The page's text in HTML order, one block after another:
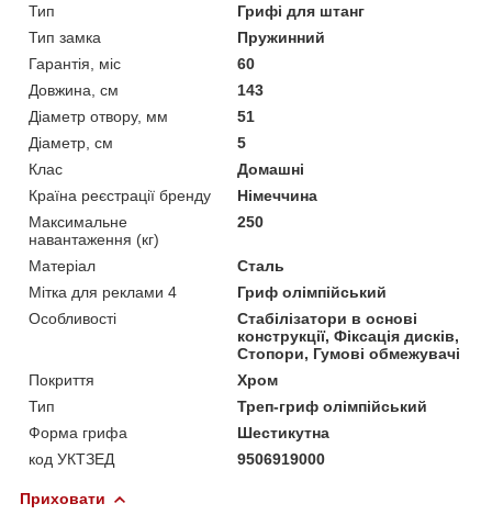
Тип
Грифі для штанг
Тип замка
Пружинний
Гарантія, міс
60
Довжина, см
143
Діаметр отвору, мм
51
Діаметр, см
5
Клас
Домашні
Країна реєстрації бренду
Німеччина
Максимальне
навантаження (кг)
250
Матеріал
Сталь
Мітка для реклами 4
Гриф олімпійський
Особливості
Стабілізатори в основі
конструкції, Фіксація дисків,
Стопори, Гумові обмежувачі
Покриття
Хром
Тип
Треп-гриф олімпійський
Форма грифа
Шестикутна
код УКТЗЕД
9506919000
Приховати